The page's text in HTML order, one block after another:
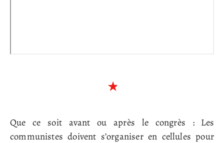
Que ce soit avant ou après le congrès : Les
communistes doivent s’organiser en cellules pour